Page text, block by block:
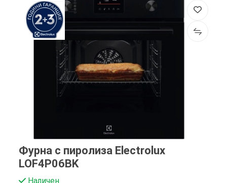
Фурна с пиролиза Electrolux
LOF4P06BK
Наличен